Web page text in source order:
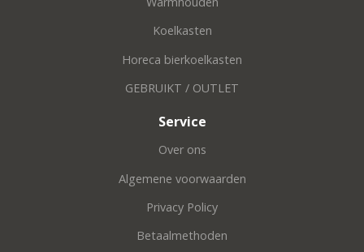
Koelkasten
Horeca bierkoelkasten
GEBRUIKT / OUTLET
Service
Over ons
Algemene voorwaarden
Privacy Policy
Betaalmethoden